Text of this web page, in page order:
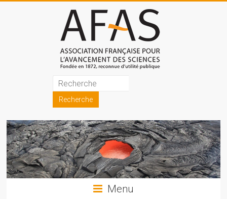
Association
française
pour
l'avancement
des
sciences
Menu